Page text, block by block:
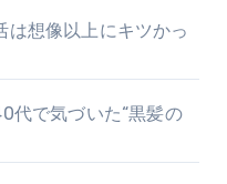
は想像以上にキツかっ
代で気づいた“黒髪の